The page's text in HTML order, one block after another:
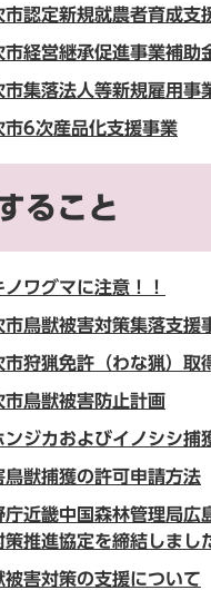
市認定新規就農者育成支
市経営継承促進事業補助
市集落法人等新規雇用事
市6次産品化支援事業
ること
ノワグマに注意！！
市鳥獣被害対策集落支援
市狩猟免許（わな猟）取
市鳥獣被害防止計画
ンジカおよびイノシシ捕
鳥獣捕獲の許可申請方法
庁近畿中国森林管理局広
策推進協定を締結しまし
被害対策の支援について